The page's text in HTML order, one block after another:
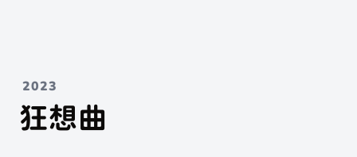
2023
狂想曲